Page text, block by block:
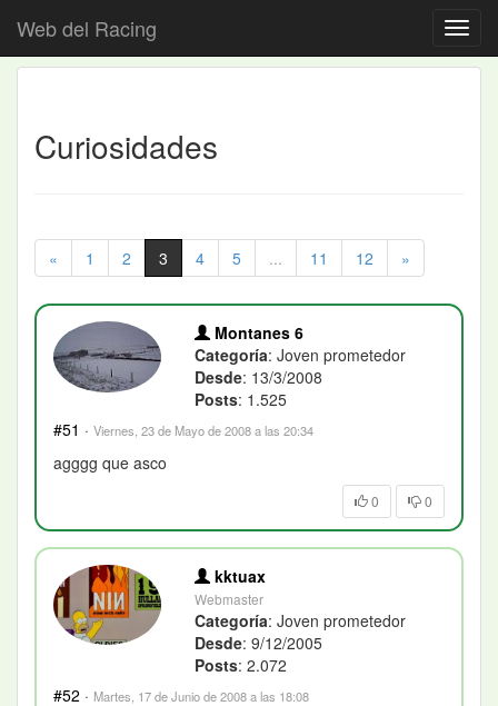
Web del Racing
Curiosidades
« 1 2 3 4 5 ... 11 12 »
Montanes 6
Categoría: Joven prometedor
Desde: 13/3/2008
Posts: 1.525
#51 · Viernes, 23 de Mayo de 2008 a las 20:34
agggg que asco
0 0
kktuax
Webmaster
Categoría: Joven prometedor
Desde: 9/12/2005
Posts: 2.072
#52 · Martes, 17 de Junio de 2008 a las 18:08